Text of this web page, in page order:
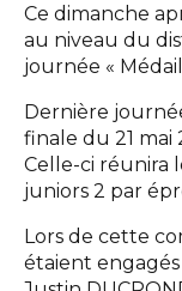
Ce dimanche
au niveau du
journée «
Dernière
finale du 21 mai
Celle-ci réunira
juniors 2 par
Lors de cette
étaient engagés